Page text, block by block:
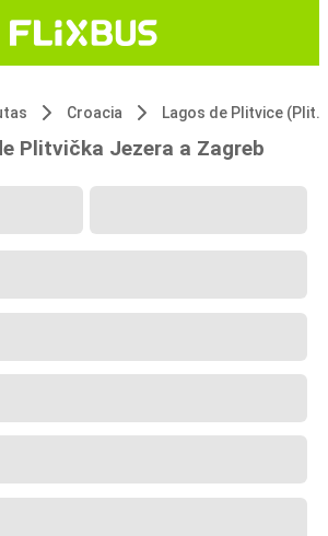
Croacia Lagos de Plitvice (Plitvička Jezera)
Plitvička Jezera a Zagreb